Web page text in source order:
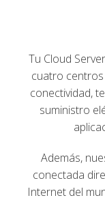
Tu Cloud
cuatro
conectividad,
suministro
Además,
conectada
Internet del